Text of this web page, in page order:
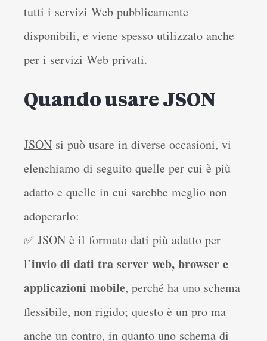
tutti i servizi Web pubblicamente
disponibili, e viene spesso utilizzato anche
per i servizi Web privati.
Quando usare JSON
JSON si può usare in diverse occasioni, vi
elenchiamo di seguito quelle per cui è più
adatto e quelle in cui sarebbe meglio non
adoperarlo:
✅ JSON è il formato dati più adatto per
l’invio di dati tra server web, browser e
applicazioni mobile, perché ha uno schema
flessibile, non rigido; questo è un pro ma
anche un contro, in quanto uno schema di